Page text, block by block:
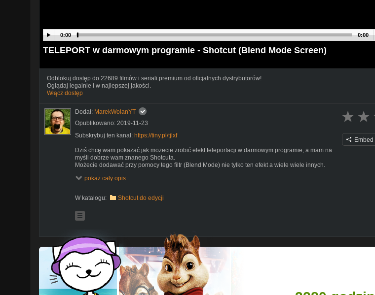
0:00 0:00
TELEPORT w darmowym programie - Shotcut (Blend Mode Screen)
Odblokuj dostęp do 22689 filmów i seriali premium od oficjalnych dystrybutorów!
Oglądaj legalnie i w najlepszej jakości.
Włącz dostęp
Dodał: MarekWolanYT
Opublikowano: 2019-11-23
Subskrybuj ten kanał: https://tiny.pl/tjlxf
Dziś chcę wam pokazać jak możecie zrobić efekt teleportacji w darmowym programie, a mam na
myśli dobrze wam znanego Shotcuta.
Możecie dodawać przy pomocy tego filtr (Blend Mode) nie tylko ten efekt a wiele wiele innych.
Jamie Fenn -https://www.youtube.com/watch?viTYW1ohyCjk
#shotcut #teleport #screentransition
Jak spodobał się film to kliknij suba i like.
Instagram: https://www.instagram.com/marekwolanyt/
Zapraszam do oglądania i komentarzy. Pozdrawiam,
Marek W.
Sprzęt / equipment:
Kamera do zdań specjalnych - Redleaf SJ5000+,
Kamera do wszystkiego - Incontechs IT 4K,
pokaż cały opis
W katalogu: Shotcut do edycji
Embed